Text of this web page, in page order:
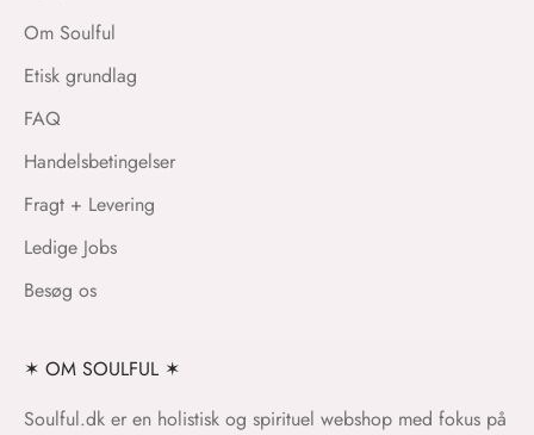
Om Soulful
Etisk grundlag
FAQ
Handelsbetingelser
Fragt + Levering
Ledige Jobs
Besøg os
✶ OM SOULFUL ✶
Soulful.dk er en holistisk og spirituel webshop med fokus på